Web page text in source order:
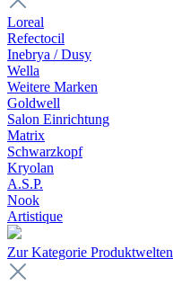
Loreal
Refectocil
Inebrya / Dusy
Wella
Weitere Marken
Goldwell
Salon Einrichtung
Matrix
Schwarzkopf
Kryolan
A.S.P.
Nook
Artistique
Zur Kategorie Produktwelten